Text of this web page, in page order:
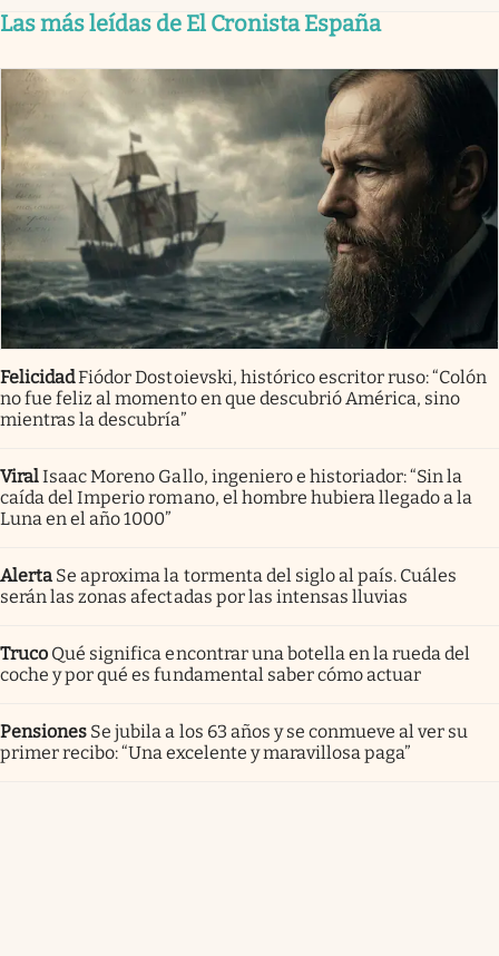
Las más leídas de El Cronista España
FelicidadFiódor Dostoievski, histórico escritor ruso: “Colón
no fue feliz al momento en que descubrió América, sino
mientras la descubría”
ViralIsaac Moreno Gallo, ingeniero e historiador: “Sin la
caída del Imperio romano, el hombre hubiera llegado a la
Luna en el año 1000”
Alerta Se aproxima la tormenta del siglo al país. Cuáles
serán las zonas afectadas por las intensas lluvias
Truco Qué significa encontrar una botella en la rueda del
coche y por qué es fundamental saber cómo actuar
Pensiones Se jubila a los 63 años y se conmueve al ver su
primer recibo: “Una excelente y maravillosa paga”